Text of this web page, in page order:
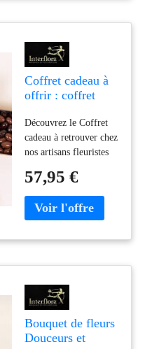
Coffret cadeau à
offrir : coffret
livraison à
domicile-
Interflora
Découvrez le Coffret
cadeau à retrouver chez
nos artisans fleuristes
cadeau disponible en
livraison en moins de
4h dans toute la France
57,95 €
Bouquet de fleurs
Douceurs et